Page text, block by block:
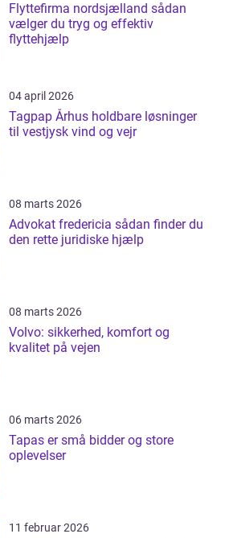
Flyttefirma nordsjælland sådan
vælger du tryg og effektiv
flyttehjælp
04 april 2026
Tagpap Århus holdbare løsninger
til vestjysk vind og vejr
08 marts 2026
Advokat fredericia sådan finder du
den rette juridiske hjælp
08 marts 2026
Volvo: sikkerhed, komfort og
kvalitet på vejen
06 marts 2026
Tapas er små bidder og store
oplevelser
11 februar 2026